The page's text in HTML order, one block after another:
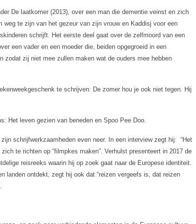
De laatkomer (2013), over een man die dementie veinst en zich
weg te zijn van het gezeur van zijn vrouw en Kaddisj voor een
schrijft. Het eerste deel gaat over de zelfmoord van een
een vader en een moeder die, beiden opgegroeid in een
zodat zij niet mee zullen maken wat de ouders mee hebben
te schrijven: De zomer hou je ook niet tegen. Hij
Het leven gezien van beneden enSpoo Pee Doo.
schrijfwerkzaamheden even neer. In een interview zegt hij: “Het
te richten op “filmpkes maken”. Verhulst presenteert in 2017 de
reisreeks waarin hij op zoek gaat naar de Europese identiteit.
landen ontdekt, zegt hij ook dat “reizen vergeefs is, dat reizen